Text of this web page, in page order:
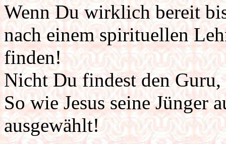
Wenn Du wirklich bereit
nach einem spirituellen
finden!
Nicht Du findest den
So wie Jesus seine Jünger
ausgewählt!